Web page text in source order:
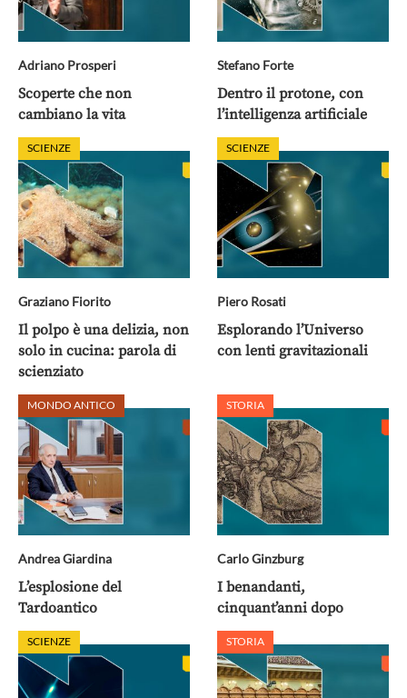
Adriano Prosperi
Scoperte che non
cambiano la vita
Stefano Forte
Dentro il protone, con
l’intelligenza artificiale
SCIENZE
Graziano Fiorito
Il polpo è una delizia, non
solo in cucina: parola di
scienziato
SCIENZE
Piero Rosati
Esplorando l’Universo
con lenti gravitazionali
MONDO ANTICO
Andrea Giardina
L’esplosione del
Tardoantico
STORIA
Carlo Ginzburg
I benandanti,
cinquant’anni dopo
SCIENZE STORIA